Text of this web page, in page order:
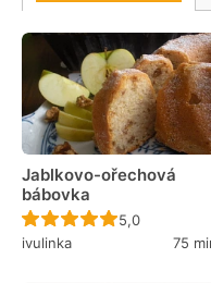
Jablkovo-ořechová
bábovka
Recept ještě
5,0
ivulinka
75